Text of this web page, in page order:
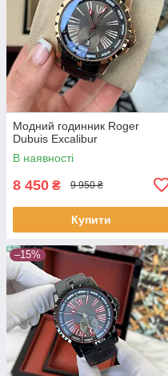
Модний годинник Roger
Dubuis Excalibur
В наявності
8 450 ₴ 9 950 ₴
Купити
–15%